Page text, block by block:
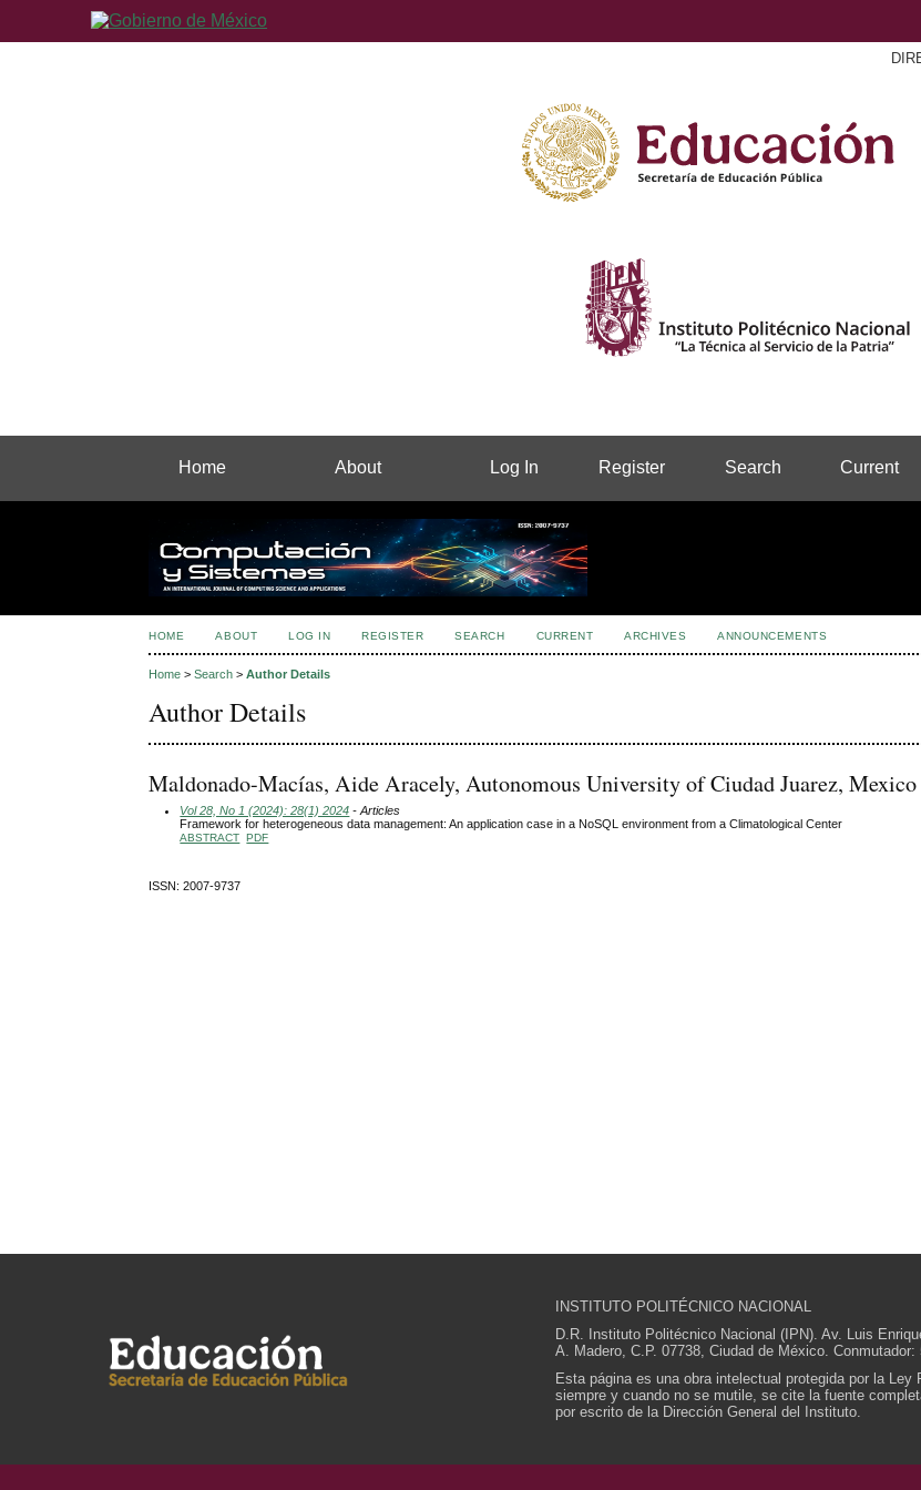
Home About Log In Register Search Current
HOME ABOUT LOG IN REGISTER SEARCH CURRENT ARCHIVES ANNOUNCEMENTS
Home >Search >Author Details
Author Details
Maldonado-Macías, Aide Aracely, Autonomous University of Ciudad Juarez, Mexico
Vol 28, No 1 (2024): 28(1) 2024 - Articles
Framework for heterogeneous data management: An application case in a NoSQL environment from a Climatological Center
ABSTRACT PDF
ISSN: 2007-9737
INSTITUTO POLITÉCNICO NACIONAL
D.R. Instituto Politécnico Nacional (IPN). Av. Luis
A. Madero, C.P. 07738, Ciudad de México. Conmutador:
Esta página es una obra intelectual protegida por la Ley
siempre y cuando no se mutile, se cite la fuente
por escrito de la Dirección General del Instituto.